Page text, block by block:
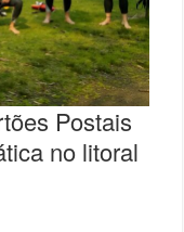
Postais
no litoral